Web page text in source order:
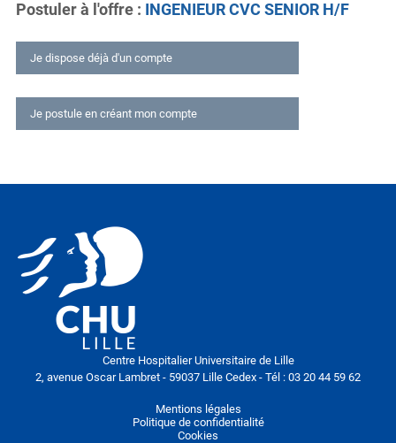
Postuler à l'offre INGENIEUR CVC SENIOR H/F
Je dispose déjà d'un compte
Déjà inscrit ?
Connexion
Rester connecté sur cet ordinateur
Mot de passe oublié ?
Je postule en créant mon compte
Lettre de motivation
Centre Hospitalier Universitaire de Lille
2, avenue Oscar Lambret - 59037 Lille Cedex - Tél : 03 20 44 59 62
Mentions légales
Politique de confidentialité
Cookies